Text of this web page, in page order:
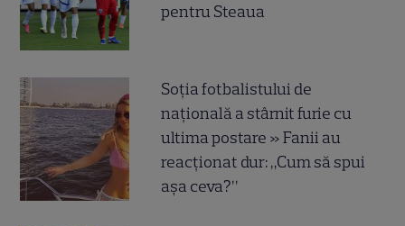
pentru Steaua
Soția fotbalistului de
națională a stârnit furie cu
ultima postare » Fanii au
reacționat dur: „Cum să spui
așa ceva?”